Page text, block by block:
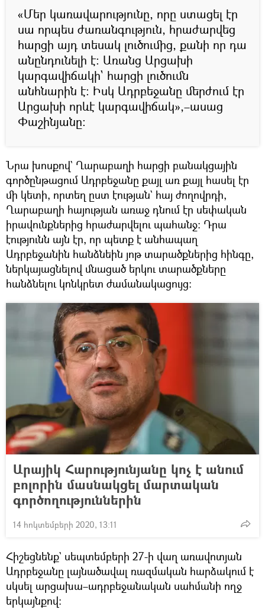
«Մեր կառավարությունը, որը ստացել էր
սա որպես ժառանգություն, հրաժարվեց
հարցի այդ տեսակ լուծումից, քանի որ դա
անընդունելի է։ Առանց Արցախի
կարգավիճակի` հարցի լուծումն
անհնարին է։ Իսկ Ադրբեջանը մերժում էր
Արցախի որևէ կարգավիճակ»,–ասաց
Փաշինյանը։
Նրա խոսքով` Ղարաբաղի հարցի բանակցային
գործընթացում Ադրբեջանը քայլ առ քայլ հասել էր
մի կետի, որտեղ ըստ էության` հայ ժողովրդի,
Ղարաբաղի հայության առաջ դնում էր սեփական
իրավունքներից հրաժարվելու պահանջ։ Դրա
էությունն այն էր, որ պետք է անհապաղ
Ադրբեջանին հանձնեին յոթ տարածքներից հինգը,
ներկայացնելով մնացած երկու տարածքները
հանձնելու կոնկրետ ժամանակացույց։
Արայիկ Հարությունյանը կոչ է անում
բոլորին մասնակցել մարտական
գործողություններին
14 հոկտեմբերի 2020, 13:11
Հիշեցնենք` սեպտեմբերի 27-ի վաղ առավոտյան
Ադրբեջանը լայնածավալ ռազմական հարձակում է
սկսել արցախա–ադրբեջանական սահմանի ողջ
երկայնքով։